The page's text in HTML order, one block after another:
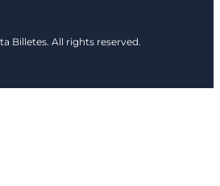
Billetes. All rights reserved.